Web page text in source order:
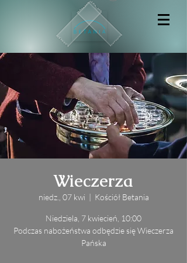
Wieczerza
niedz., 07 kwi
  |
Kościół Betania
Niedziela, 7 kwiecień, 10:00
Podczas nabożeństwa odbędzie się Wieczerza
Pańska